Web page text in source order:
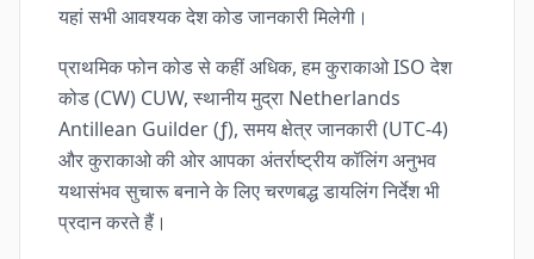
यहां सभी आवश्यक देश कोड जानकारी मिलेगी।
प्राथमिक फोन कोड से कहीं अधिक, हम कुराकाओ ISO देश
कोड (CW) CUW, स्थानीय मुद्रा Netherlands
Antillean Guilder (ƒ), समय क्षेत्र जानकारी (UTC-4)
और कुराकाओ की ओर आपका अंतर्राष्ट्रीय कॉलिंग अनुभव
यथासंभव सुचारू बनाने के लिए चरणबद्ध डायलिंग निर्देश भी
प्रदान करते हैं।